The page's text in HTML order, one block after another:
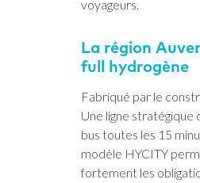
voyageurs.
La région
full hydrogène
Fabriqué par le
Une ligne
bus toutes les 15
modèle HYCITY
fortement les